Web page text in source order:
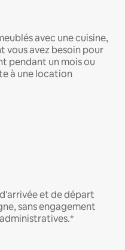
avec une cuisine,
vous avez besoin pour
pendant un mois ou
à une location
et de départ
sans engagement